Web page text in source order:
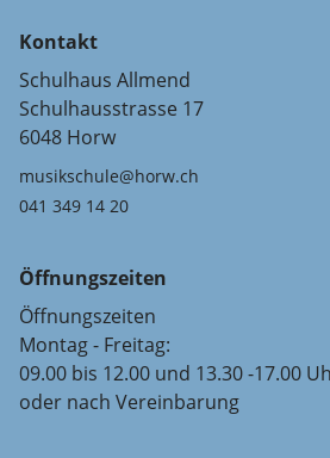
Kontakt
Schulhaus Allmend
Schulhausstrasse 17
6048 Horw
musikschule@horw.ch
041 349 14 20
Öffnungszeiten
Öffnungszeiten
Montag - Freitag:
09.00 bis 12.00 und 13.30 -17.00
oder nach Vereinbarung